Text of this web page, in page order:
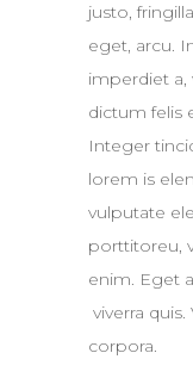
justo,
eget, arcu.
imperdiet a,
dictum felis
Integer
lorem is
vulputate
porttitoreu,
enim. Eget
viverra
corpora.